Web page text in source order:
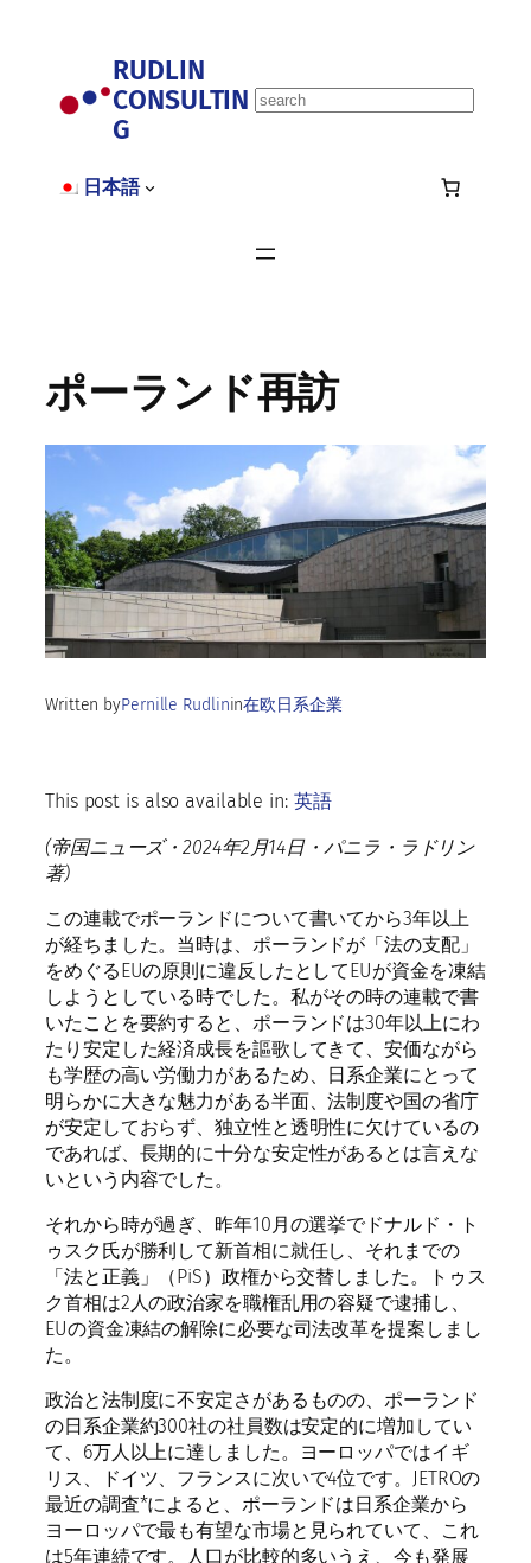
RUDLIN
CONSULTIN
G
S
日本語
ポーランド再訪
Written byPernille Rudlinin在欧日系企業
This post is also available in: 英語
(帝国ニューズ・2024年2月14日・パニラ・ラドリン
著)
この連載でポーランドについて書いてから3年以上
が経ちました。当時は、ポーランドが「法の支配」
をめぐるEUの原則に違反したとしてEUが資金を凍結
しようとしている時でした。私がその時の連載で書
いたことを要約すると、ポーランドは30年以上にわ
たり安定した経済成長を謳歌してきて、安価ながら
も学歴の高い労働力があるため、日系企業にとって
明らかに大きな魅力がある半面、法制度や国の省庁
が安定しておらず、独立性と透明性に欠けているの
であれば、長期的に十分な安定性があるとは言えな
いという内容でした。
それから時が過ぎ、昨年10月の選挙でドナルド・ト
ゥスク氏が勝利して新首相に就任し、それまでの
「法と正義」（PiS）政権から交替しました。トゥス
ク首相は2人の政治家を職権乱用の容疑で逮捕し、
EUの資金凍結の解除に必要な司法改革を提案しまし
た。
政治と法制度に不安定さがあるものの、ポーランド
の日系企業約300社の社員数は安定的に増加してい
て、6万人以上に達しました。ヨーロッパではイギ
リス、ドイツ、フランスに次いで4位です。JETROの
最近の調査*によると、ポーランドは日系企業から
ヨーロッパで最も有望な市場と見られていて、これ
は5年連続です。人口が比較的多いうえ、今も発展